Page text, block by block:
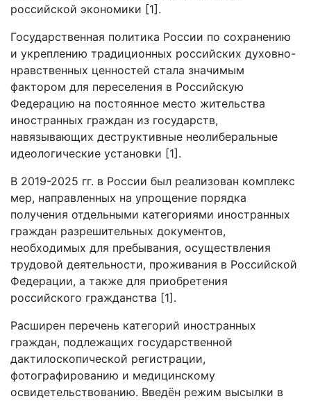
российской экономики [1].
Государственная политика России по сохранению
и укреплению традиционных российских духовно-
нравственных ценностей стала значимым
фактором для переселения в Российскую
Федерацию на постоянное место жительства
иностранных граждан из государств,
навязывающих деструктивные неолиберальные
идеологические установки [1].
В 2019-2025 гг. в России был реализован комплекс
мер, направленных на упрощение порядка
получения отдельными категориями иностранных
граждан разрешительных документов,
необходимых для пребывания, осуществления
трудовой деятельности, проживания в Российской
Федерации, а также для приобретения
российского гражданства [1].
Расширен перечень категорий иностранных
граждан, подлежащих государственной
дактилоскопической регистрации,
фотографированию и медицинскому
освидетельствованию. Введён режим высылки в